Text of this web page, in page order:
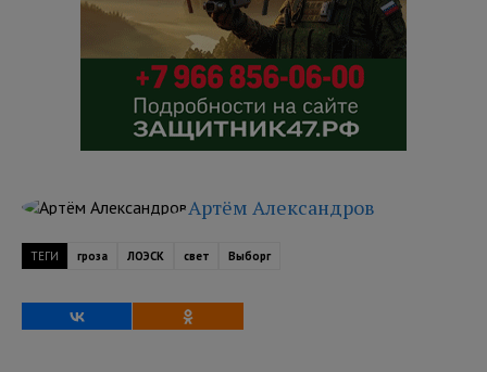
Артём Александров
ТЕГИ гроза ЛОЭСК свет Выборг